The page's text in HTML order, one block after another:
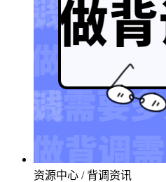
资源中心 / 背调资讯